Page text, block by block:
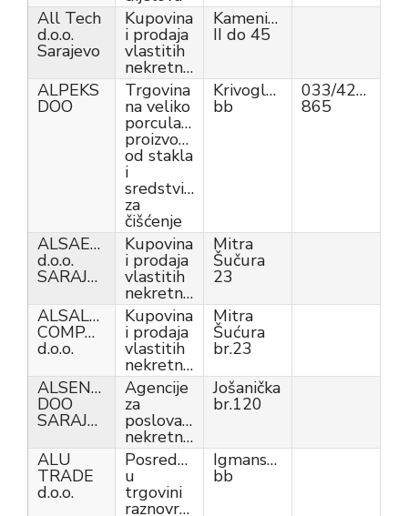
All Tech
d.o.o.
Sarajevo
Kupovina
i prodaja
vlastitih
nekretnina
Kamenica
II do 45
ALPEKS
DOO
Trgovina
na veliko
porculanom,
proizvodima
od stakla
i
sredstvima
za
čišćenje
Krivoglavci
bb
033/424-
865
ALSAEEDI
d.o.o.
SARAJEVO
Kupovina
i prodaja
vlastitih
nekretnina
Mitra
Šučura
23
ALSALAM
COMPANY
d.o.o.
Kupovina
i prodaja
vlastitih
nekretnina
Mitra
Šućura
br.23
ALSENAN
DOO
SARAJEVO
Agencije
za
poslovanje
nekretninama
Jošanička
br.120
ALU
TRADE
d.o.o.
Posredovanje
u
trgovini
raznovrsnim
Igmanska
bb